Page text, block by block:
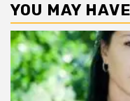
YOU MAY